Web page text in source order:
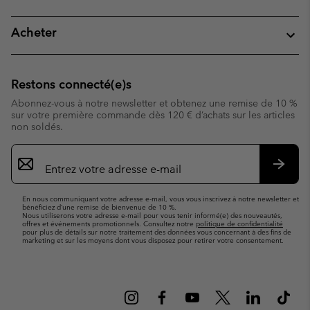
Acheter
Restons connecté(e)s
Abonnez-vous à notre newsletter et obtenez une remise de 10 %
sur votre première commande dès 120 € d’achats sur les articles
non soldés.
Inscription
par
e-
En nous communiquant votre adresse e-mail, vous vous inscrivez à notre newsletter et
bénéficiez d’une remise de bienvenue de 10 %.
Nous utiliserons votre adresse e-mail pour vous tenir informé(e) des nouveautés,
offres et événements promotionnels. Consultez notre politique de confidentialité
pour plus de détails sur notre traitement des données vous concernant à des fins de
marketing et sur les moyens dont vous disposez pour retirer votre consentement.